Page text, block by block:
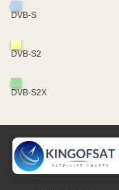
DVB-S
DVB-S2
DVB-S2X